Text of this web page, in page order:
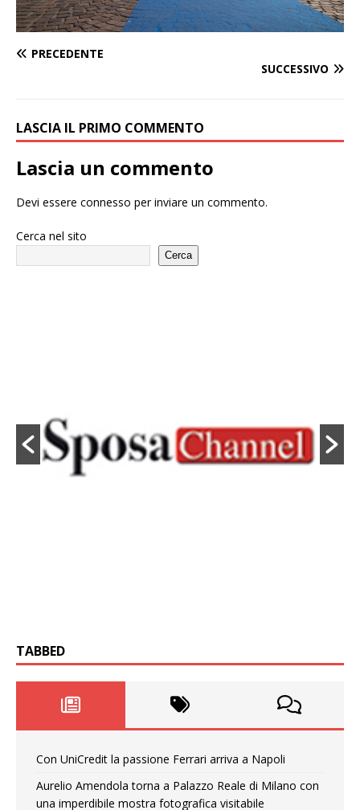
PRECEDENTE
SUCCESSIVO
LASCIA IL PRIMO COMMENTO
Lascia un commento
Devi essere connesso per inviare un commento.
Cerca nel sito
Cerca
TABBED
Con UniCredit la passione Ferrari arriva a Napoli
Aurelio Amendola torna a Palazzo Reale di Milano con
una imperdibile mostra fotografica visitabile